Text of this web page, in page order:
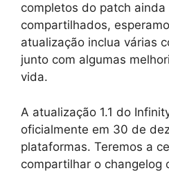
completos do patch
compartilhados,
atualização inclua várias
junto com algumas
vida.
A atualização 1.1 do
oficialmente em 30 de
plataformas. Teremos a
compartilhar o changelog